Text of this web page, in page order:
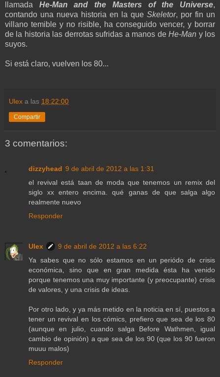
llamada He-Man and the Masters of the Universe,
contando una nueva historia en la que Skeletor, por fin un
villano temible y no risible, ha conseguido vencer, y borrar
de la historia las derrotas sufridas a manos deHe-Man y los
suyos.
Si está claro, vuelven los 80...
Ulex a las 18:22:00
Compartir
3 comentarios:
dizzyhead 9 de abril de 2012 a las 1:31
el revival está taan de moda que tenemos un remix del
siglo xx entero encima. qué ganas de que salga algo
realmente nuevo
Responder
Ulex
9 de abril de 2012 a las 6:22
Ya sabes que no sólo estamos en un periódo de crisis
económica, sino que en gran medida ésta ha venido
porque tenemos una muy importante (y preocupante) crisis
de valores, y una crisis de ideas.
Por otro lado, y ya más metido en la noticia en sí, puestos a
tener un revival en los cómics, prefiero que sea de los 80
(aunque en julio, cuando salga Before Wathmen, igual
cambio de opinión) a que sea de los 90 (que los 90 fueron
muuu malos)
Responder